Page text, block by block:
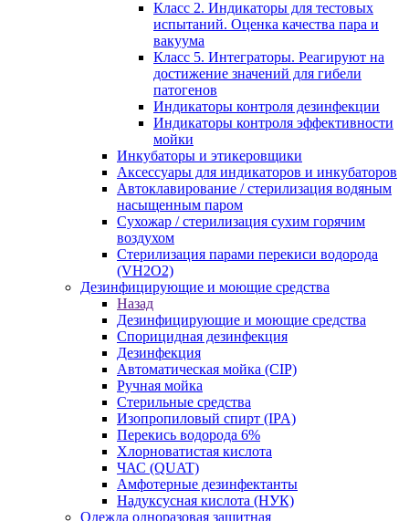
Класс 2. Индикаторы для тестовых
испытаний. Оценка качества пара и
вакуума
Класс 5. Интеграторы. Реагируют на
достижение значений для гибели
патогенов
Индикаторы контроля дезинфекции
Индикаторы контроля эффективности
мойки
Инкубаторы и этикеровщики
Аксессуары для индикаторов и инкубаторов
Автоклавирование / стерилизация водяным
насыщенным паром
Сухожар / стерилизация сухим горячим
воздухом
Стерилизация парами перекиси водорода
(VH2O2)
Дезинфицирующие и моющие средства
Назад
Дезинфицирующие и моющие средства
Спорицидная дезинфекция
Дезинфекция
Автоматическая мойка (CIP)
Ручная мойка
Стерильные средства
Изопропиловый спирт (IPA)
Перекись водорода 6%
Хлорноватистая кислота
ЧАС (QUAT)
Амфотерные дезинфектанты
Надуксусная кислота (НУК)
Одежда одноразовая защитная